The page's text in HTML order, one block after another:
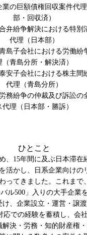
業の巨額債権回収案件代
部・回収済）
弁紛争解決における特別
代理（日本部）
島子会社における労働紛
（青島分所・解決済）
安子会社における株主間
代理（青島分所）
務紛争の仲裁及び訴訟の
代理（日本部・勝訴）
ひとこと
、15年間に及ぶ日本滞在
活かし、日系企業向けの
ってきました。これまで
ル500」入りの大手企業
、企業設立・運営・譲渡
応での経験を蓄積し、会
解決・労務・知的財産権